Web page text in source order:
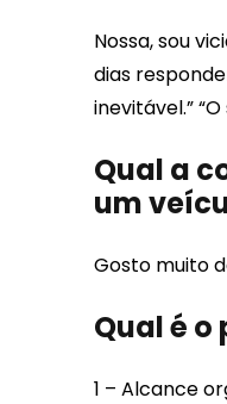
Nossa, sou
dias
inevitável.”
Qual a
um
Gosto muito
Qual é
1 – Alcance